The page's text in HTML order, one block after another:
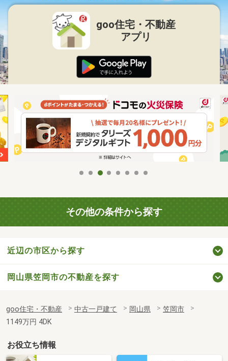
goo住宅・不動産
アプリ
その他の条件から探す
近辺の市区から探す
岡山県笠岡市の不動産を探す
goo住宅・不動産 中古一戸建て 岡山県
笠岡市
1149万円 4DK
お役立ち情報